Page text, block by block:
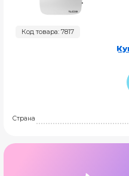
Код товара: 7817
Страна